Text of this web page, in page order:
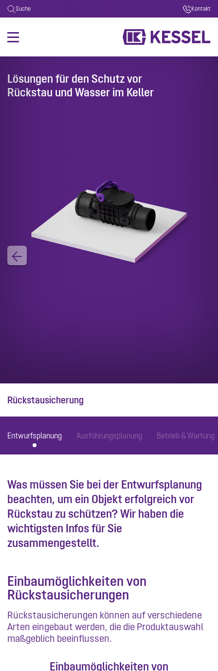
Suche Kontakt
Lösungen für den Schutz vor
Rückstau und Wasser im Keller
Rückstausicherung
Entwurfsplanung Ausführungsplanung Betrieb & Wartung
Was müssen Sie bei der Entwurfsplanung
beachten, um ein Objekt erfolgreich vor
Rückstau zu schützen? Wir haben die
wichtigsten Infos für Sie
zusammengestellt.
Einbaumöglichkeiten von
Rückstausicherungen
Rückstausicherungen können auf verschiedene
Arten eingebaut werden, die die Produktauswahl
maßgeblich beeinflussen.
Einbaumöglichkeiten von